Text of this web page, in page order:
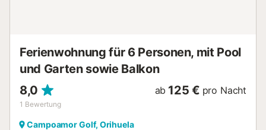
Ferienwohnung für 6 Personen, mit Pool
und Garten sowie Balkon
8,0
1 Bewertung
ab 125 € pro Nacht
Campoamor Golf, Orihuela